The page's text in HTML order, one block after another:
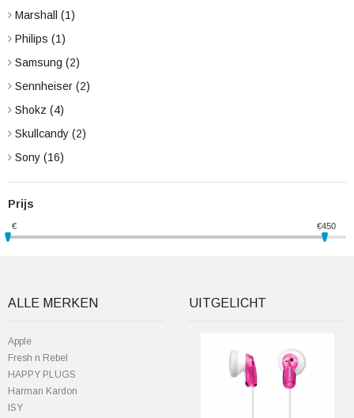
Marshall (1)
Philips (1)
Samsung (2)
Sennheiser (2)
Shokz (4)
Skullcandy (2)
Sony (16)
Prijs
€ €450
ALLE MERKEN
Apple
Fresh n Rebel
HAPPY PLUGS
Harman Kardon
ISY
UITGELICHT